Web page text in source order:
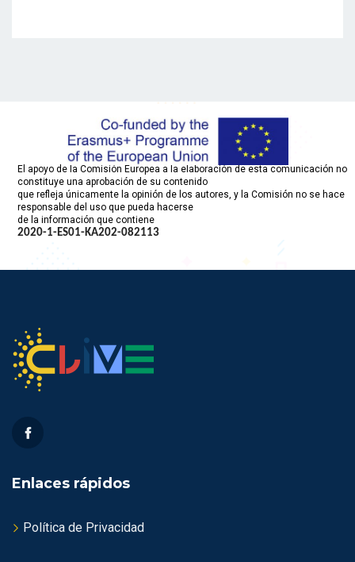
El apoyo de la Comisión Europea a la elaboración de esta comunicación no
constituye una aprobación de su contenido
que refleja únicamente la opinión de los autores, y la Comisión no se hace
responsable del uso que pueda hacerse
de la información que contiene
2020-1-ES01-KA202-082113
Enlaces rápidos
Política de Privacidad